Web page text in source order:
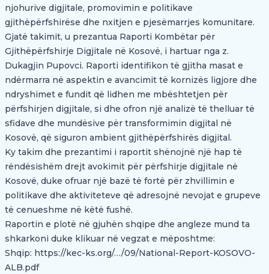
njohurive digjitale, promovimin e politikave
gjithëpërfshirëse dhe nxitjen e pjesëmarrjes komunitare.
Gjatë takimit, u prezantua Raporti Kombëtar për
Gjithëpërfshirje Digjitale në Kosovë, i hartuar nga z.
Dukagjin Pupovci. Raporti identifikon të gjitha masat e
ndërmarra në aspektin e avancimit të kornizës ligjore dhe
ndryshimet e fundit që lidhen me mbështetjen për
përfshirjen digjitale, si dhe ofron një analizë të thelluar të
sfidave dhe mundësive për transformimin digjital në
Kosovë, që siguron ambient gjithëpërfshirës digjital.
Ky takim dhe prezantimi i raportit shënojnë një hap të
rëndësishëm drejt avokimit për përfshirje digjitale në
Kosovë, duke ofruar një bazë të fortë për zhvillimin e
politikave dhe aktiviteteve që adresojnë nevojat e grupeve
të cenueshme në këtë fushë.
Raportin e plotë në gjuhën shqipe dhe angleze mund ta
shkarkoni duke klikuar në vegzat e mëposhtme:
Shqip: https://kec-ks.org/…/09/National-Report-KOSOVO-
ALB.pdf